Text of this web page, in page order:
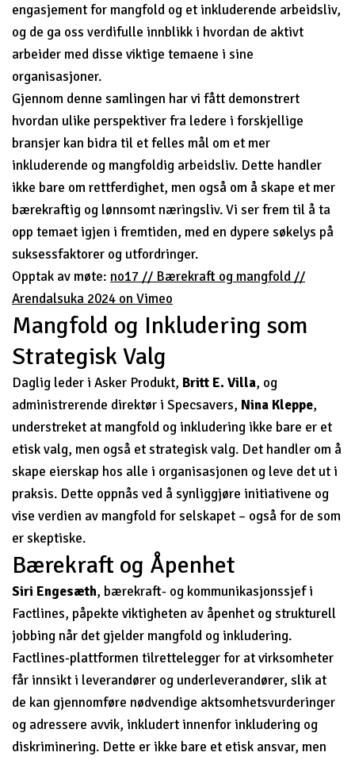
engasjement for mangfold og et inkluderende arbeidsliv,
og de ga oss verdifulle innblikk i hvordan de aktivt
arbeider med disse viktige temaene i sine
organisasjoner.
Gjennom denne samlingen har vi fått demonstrert
hvordan ulike perspektiver fra ledere i forskjellige
bransjer kan bidra til et felles mål om et mer
inkluderende og mangfoldig arbeidsliv. Dette handler
ikke bare om rettferdighet, men også om å skape et mer
bærekraftig og lønnsomt næringsliv. Vi ser frem til å ta
opp temaet igjen i fremtiden, med en dypere søkelys på
suksessfaktorer og utfordringer.
Opptak av møte: no17 // Bærekraft og mangfold //
Arendalsuka 2024 on Vimeo
Mangfold og Inkludering som
Strategisk Valg
Daglig leder i Asker Produkt, Britt E. Villa, og
administrerende direktør i Specsavers, Nina Kleppe,
understreket at mangfold og inkludering ikke bare er et
etisk valg, men også et strategisk valg. Det handler om å
skape eierskap hos alle i organisasjonen og leve det ut i
praksis. Dette oppnås ved å synliggjøre initiativene og
vise verdien av mangfold for selskapet – også for de som
er skeptiske.
Bærekraft og Åpenhet
Siri Engesæth, bærekraft- og kommunikasjonssjef i
Factlines, påpekte viktigheten av åpenhet og strukturell
jobbing når det gjelder mangfold og inkludering.
Factlines-plattformen tilrettelegger for at virksomheter
får innsikt i leverandører og underleverandører, slik at
de kan gjennomføre nødvendige aktsomhetsvurderinger
og adressere avvik, inkludert innenfor inkludering og
diskriminering. Dette er ikke bare et etisk ansvar, men